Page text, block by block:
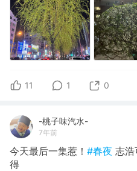
11 1 0
-桃子味汽水-
7年前
今天最后一集惹！ #春夜 志浩
得